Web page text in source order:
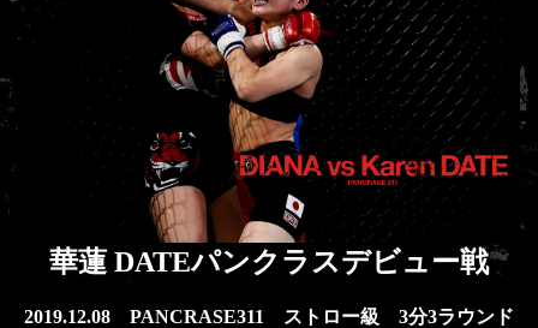
華蓮 DATEパンクラスデビュー戦
2019.12.08 PANCRASE311 ストロー級 3分3ラウンド